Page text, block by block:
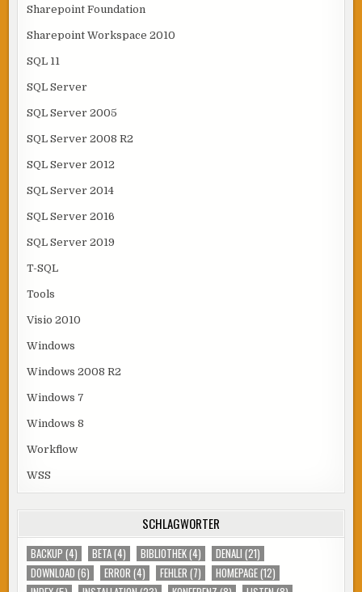
Sharepoint Foundation
Sharepoint Workspace 2010
SQL 11
SQL Server
SQL Server 2005
SQL Server 2008 R2
SQL Server 2012
SQL Server 2014
SQL Server 2016
SQL Server 2019
T-SQL
Tools
Visio 2010
Windows
Windows 2008 R2
Windows 7
Windows 8
Workflow
WSS
SCHLAGWÖRTER
BACKUP (4) BETA(4) BIBLIOTHEK(4) DENALI (21)
DOWNLOAD (6) ERROR (4) FEHLER (7) HOMEPAGE(12)